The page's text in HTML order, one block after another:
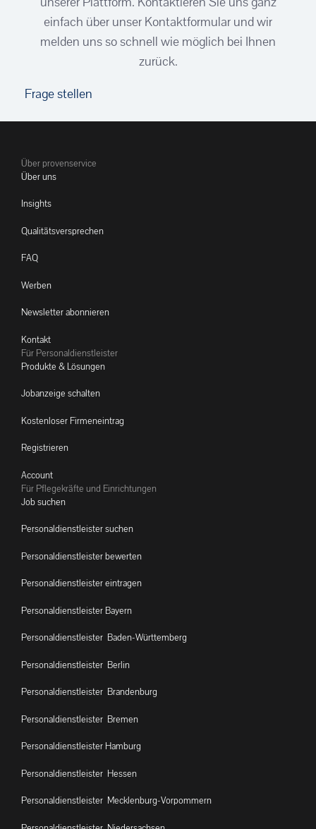
einfach über unser Kontaktformular und wir
melden uns so schnell wie möglich bei Ihnen
zurück.
Frage stellen
Über provenservice
Über uns
Insights
Qualitätsversprechen
FAQ
Werben
Newsletter abonnieren
Kontakt
Für Personaldienstleister
Produkte & Lösungen
Jobanzeige schalten
Kostenloser Firmeneintrag
Registrieren
Account
Für Pflegekräfte und Einrichtungen
Job suchen
Personaldienstleister suchen
Personaldienstleister bewerten
Personaldienstleister eintragen
Personaldienstleister Bayern
Personaldienstleister Baden-Württemberg
Personaldienstleister Berlin
Personaldienstleister Brandenburg
Personaldienstleister Bremen
Personaldienstleister Hamburg
Personaldienstleister Hessen
Personaldienstleister Mecklenburg-Vorpommern